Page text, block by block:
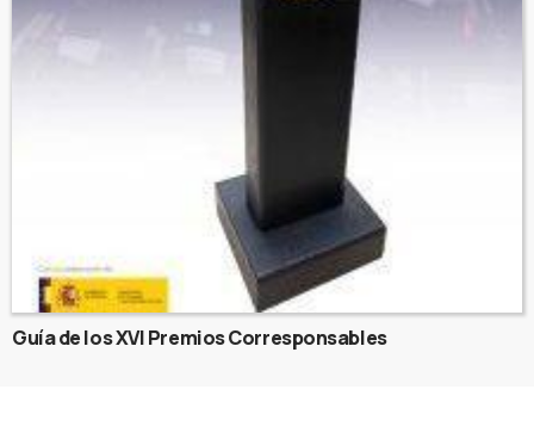
Guía de los XVI Premios Corresponsables